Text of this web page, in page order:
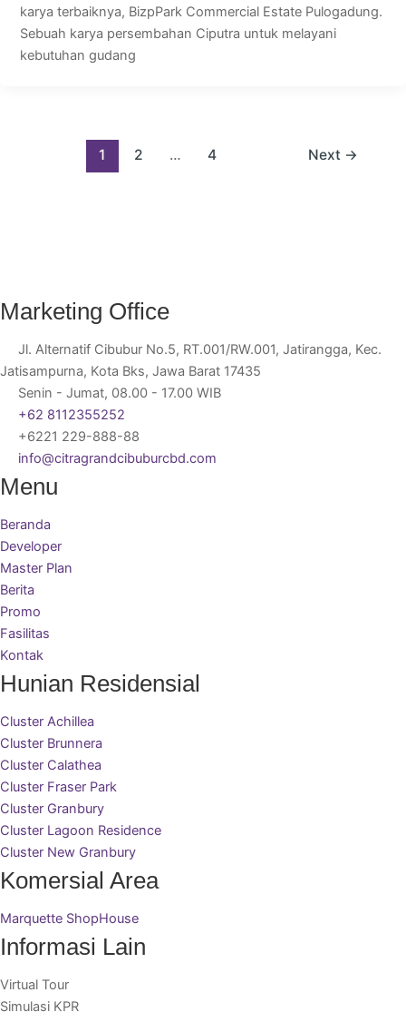
karya terbaiknya, BizpPark Commercial Estate Pulogadung.
Sebuah karya persembahan Ciputra untuk melayani
kebutuhan gudang
1 2 … 4 Next →
Marketing Office
Jl. Alternatif Cibubur No.5, RT.001/RW.001, Jatirangga, Kec.
Jatisampurna, Kota Bks, Jawa Barat 17435
Senin - Jumat, 08.00 - 17.00 WIB
+62 8112355252
+6221 229-888-88
info@citragrandcibuburcbd.com
Menu
Beranda
Developer
Master Plan
Berita
Promo
Fasilitas
Kontak
Hunian Residensial
Cluster Achillea
Cluster Brunnera
Cluster Calathea
Cluster Fraser Park
Cluster Granbury
Cluster Lagoon Residence
Cluster New Granbury
Komersial Area
Marquette ShopHouse
Informasi Lain
Virtual Tour
Simulasi KPR